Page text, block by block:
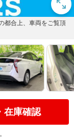
都合上、車両をご覧頂
在庫確認